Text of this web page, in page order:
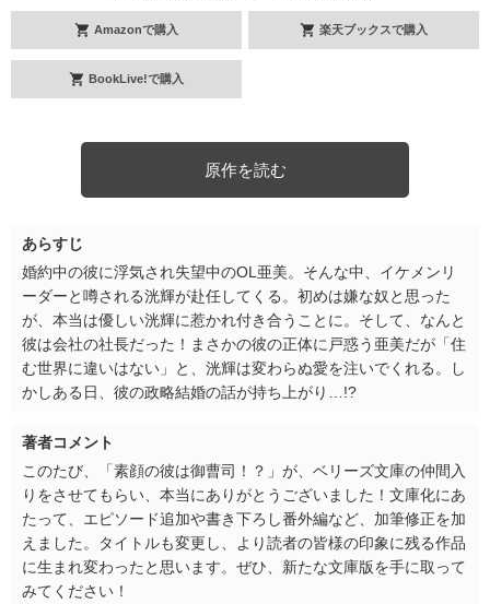
Amazonで購入 楽天ブックスで購入
BookLive!で購入
原作を読む
あらすじ
婚約中の彼に浮気され失望中のOL亜美。そんな中、イケメンリ
ーダーと噂される洸輝が赴任してくる。初めは嫌な奴と思った
が、本当は優しい洸輝に惹かれ付き合うことに。そして、なんと
彼は会社の社長だった！まさかの彼の正体に戸惑う亜美だが「住
む世界に違いはない」と、洸輝は変わらぬ愛を注いでくれる。し
かしある日、彼の政略結婚の話が持ち上がり…!?
著者コメント
このたび、「素顔の彼は御曹司！？」が、ベリーズ文庫の仲間入
りをさせてもらい、本当にありがとうございました！文庫化にあ
たって、エピソード追加や書き下ろし番外編など、加筆修正を加
えました。タイトルも変更し、より読者の皆様の印象に残る作品
に生まれ変わったと思います。ぜひ、新たな文庫版を手に取って
みてください！